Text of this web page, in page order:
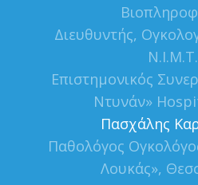
Διευθυντής,
Επιστημονικός
Ντυνάν»
Πασχάλης
Παθολόγος
Λουκάς»,